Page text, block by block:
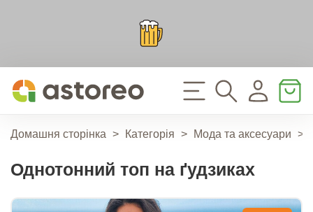
Домашня сторінка > Категорія > Мода та аксесуари >
Однотонний топ на ґудзиках